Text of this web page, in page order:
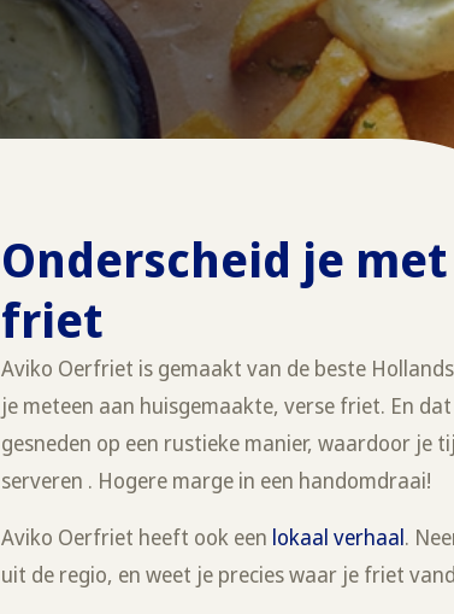
Onderscheid je
friet
Aviko Oerfriet is gemaakt van de beste
je meteen aan huisgemaakte, verse friet. En
gesneden op een rustieke manier, waardoor
serveren . Hogere marge in een handomdraai!
Aviko Oerfriet heeft ook een lokaal verhaal.
uit de regio, en weet je precies waar je friet